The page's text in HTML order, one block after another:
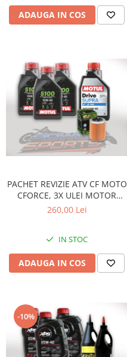
Radiatoare
ventilator
ADAUGA IN COS
PACHET REVIZIE ATV CF MOTO
CFORCE, 3X ULEI MOTOR
MOTUL 5100 10W40, ULEI
260,00 Lei
IN STOC
ADAUGA IN COS
-10%